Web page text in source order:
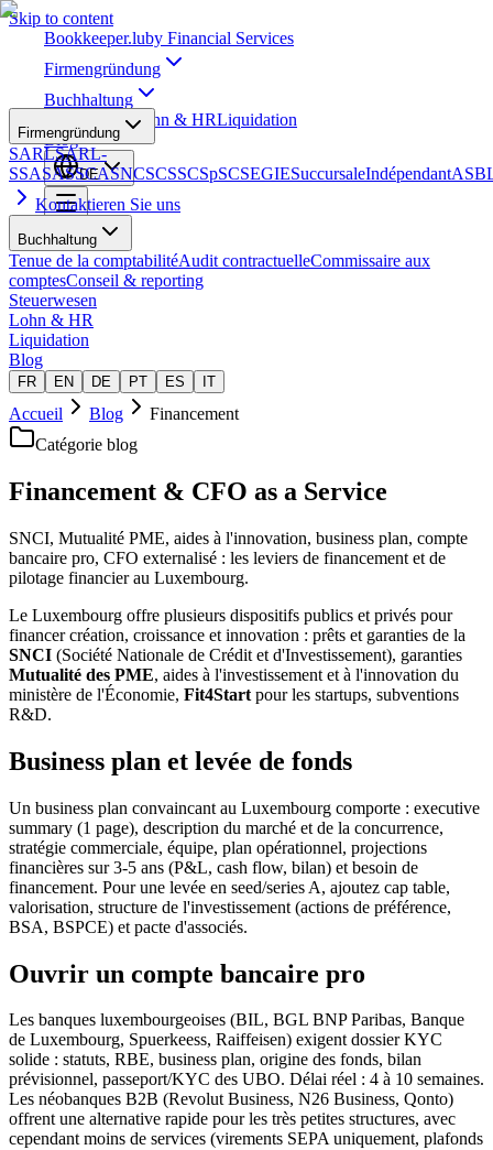
Skip to content
Bookkeeper.luby Financial Services
Firmengründung
Buchhaltung
Steuerwesen Lohn & HRLiquidation
Blog
DE
Firmengründung
SARLSARL-
SSASASSCASNCSCSSCSpSCSEGIESuccursaleIndépendant
Kontaktieren Sie uns
Buchhaltung
Tenue de la comptabilitéAudit contractuelleCommissaire aux
comptesConseil & reporting
Steuerwesen
Lohn & HR
Liquidation
Blog
FR EN DE PT ES IT
Accueil Blog
Financement
Catégorie blog
Financement & CFO as a Service
SNCI, Mutualité PME, aides à l'innovation, business plan, compte
bancaire pro, CFO externalisé : les leviers de financement et de
pilotage financier au Luxembourg.
Le Luxembourg offre plusieurs dispositifs publics et privés pour
financer création, croissance et innovation : prêts et garanties de la
SNCI (Société Nationale de Crédit et d'Investissement), garanties
Mutualité des PME, aides à l'investissement et à l'innovation du
ministère de l'Économie, Fit4Start pour les startups, subventions
R&D.
Business plan et levée de fonds
Un business plan convaincant au Luxembourg comporte : executive
summary (1 page), description du marché et de la concurrence,
stratégie commerciale, équipe, plan opérationnel, projections
financières sur 3-5 ans (P&L, cash flow, bilan) et besoin de
financement. Pour une levée en seed/series A, ajoutez cap table,
valorisation, structure de l'investissement (actions de préférence,
BSA, BSPCE) et pacte d'associés.
Ouvrir un compte bancaire pro
Les banques luxembourgeoises (BIL, BGL BNP Paribas, Banque
de Luxembourg, Spuerkeess, Raiffeisen) exigent dossier KYC
solide : statuts, RBE, business plan, origine des fonds, bilan
prévisionnel, passeport/KYC des UBO. Délai réel : 4 à 10 semaines.
Les néobanques B2B (Revolut Business, N26 Business, Qonto)
offrent une alternative rapide pour les très petites structures, avec
cependant moins de services (virements SEPA uniquement, plafonds